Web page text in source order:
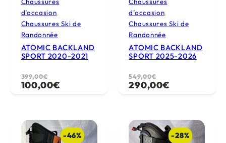
a
l
é
t
a
t
5
9
l
e
s
t
4
,
0
Chaussures
d’occasion
Chaussures Ski de
Randonnée
ATOMIC BACKLAND
SPORT 2020-2021
399,00€
L
e
100,00€
L
e
Chaussures
d’occasion
Chaussures Ski de
Randonnée
ATOMIC BACKLAND
SPORT 2025-2026
549,00€
L
e
290,00€
L
e
-46% -28%